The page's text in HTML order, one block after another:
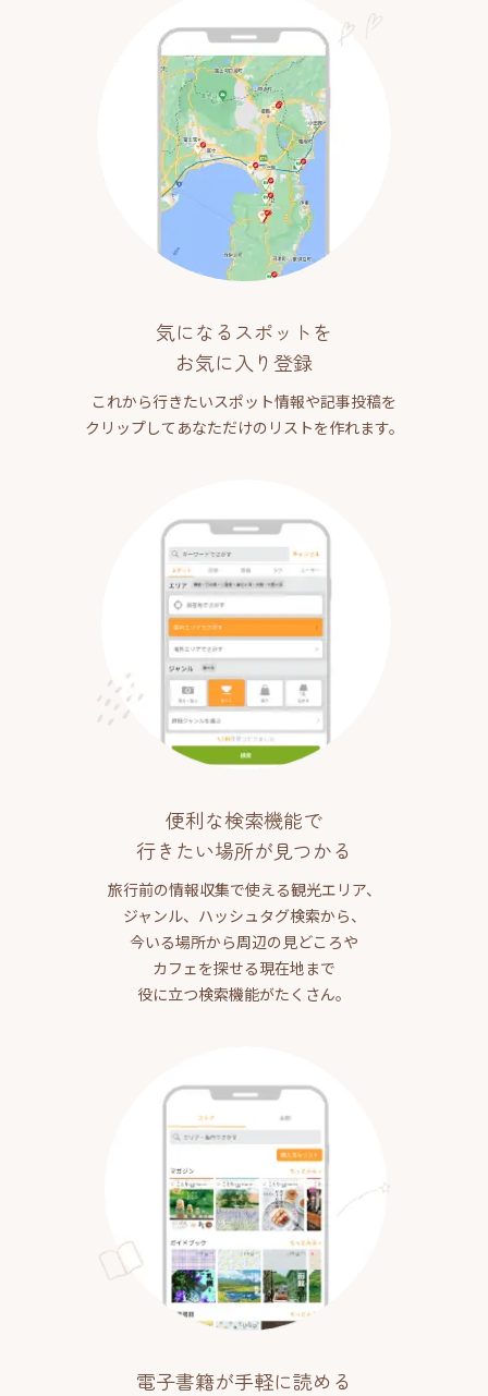
気になるスポットを
お気に入り登録
これから行きたいスポット情報や記事投稿を
クリップしてあなただけのリストを作れます。
便利な検索機能で
行きたい場所が見つかる
旅行前の情報収集で使える観光エリア、
ジャンル、ハッシュタグ検索から、
今いる場所から周辺の見どころや
カフェを探せる現在地まで
役に立つ検索機能がたくさん。
電子書籍が手軽に読める